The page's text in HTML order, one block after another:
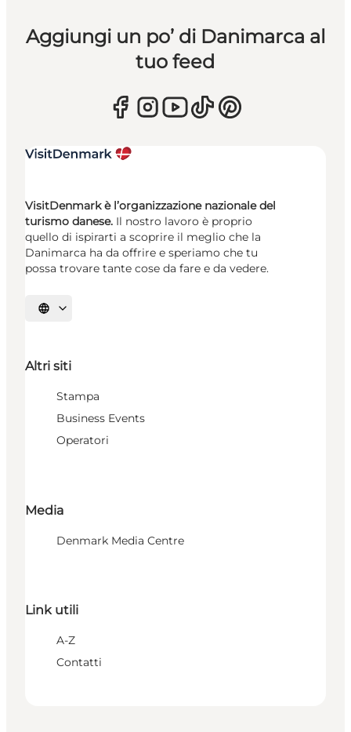
Aggiungi un po’ di Danimarca al
tuo feed
VisitDenmark è l’organizzazione nazionale del
turismo danese. Il nostro lavoro è proprio
quello di ispirarti a scoprire il meglio che la
Danimarca ha da offrire e speriamo che tu
possa trovare tante cose da fare e da vedere.
Seleziona la lingua
Altri siti
Stampa
Business Events
Operatori
Media
Denmark Media Centre
Link utili
A-Z
Contatti